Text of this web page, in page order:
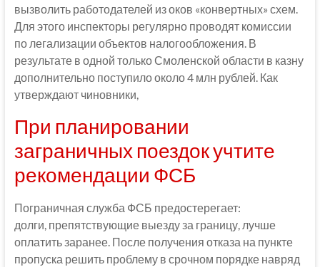
вызволить работодателей из оков «конвертных» схем.
Для этого инспекторы регулярно проводят комиссии
по легализации объектов налогообложения. В
результате в одной только Смоленской области в казну
дополнительно поступило около 4 млн рублей. Как
утверждают чиновники,
При планировании
заграничных поездок учтите
рекомендации ФСБ
Пограничная служба ФСБ предостерегает:
долги, препятствующие выезду за границу, лучше
оплатить заранее. После получения отказа на пункте
пропуска решить проблему в срочном порядке навряд